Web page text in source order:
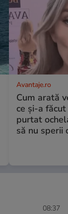
Avantaje.ro
Cum arată
ce și-a
purtat
să nu sperii
08:37